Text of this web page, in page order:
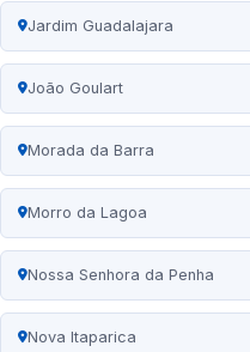
Jardim Guadalajara
João Goulart
Morada da Barra
Morro da Lagoa
Nossa Senhora da Penha
Nova Itaparica